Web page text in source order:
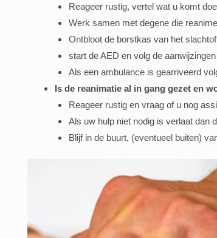
Reageer rustig, vertel wat u komt
Werk samen met degene die
Ontbloot de borstkas van het
start de AED en volg de
Als een ambulance is gearriveerd
Is de reanimatie al in gang gezet en
Reageer rustig en vraag of u nog
Als uw hulp niet nodig is verlaat dan
Blijf in de buurt, (eventueel buiten)